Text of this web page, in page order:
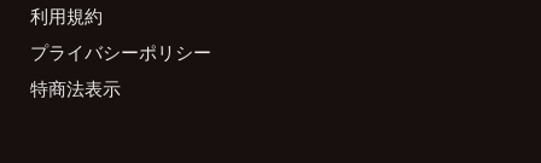
利用規約
プライバシーポリシー
特商法表示